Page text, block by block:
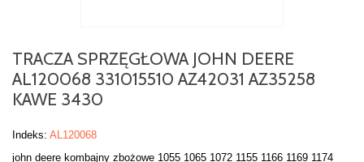
TRACZA SPRZĘGŁOWA JOHN DEERE
AL120068 331015510 AZ42031 AZ35258
KAWE 3430
Indeks: AL120068
john deere kombajny zbożowe 1055 1065 1072 1155 1166 1169 1174